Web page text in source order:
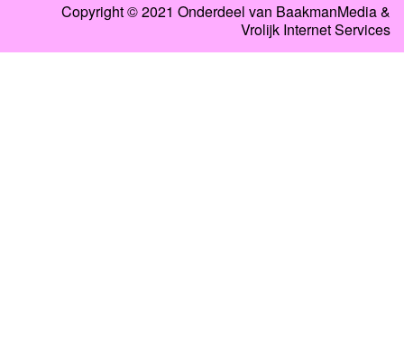
Copyright © 2021 Onderdeel van BaakmanMedia&
Vrolijk Internet Services